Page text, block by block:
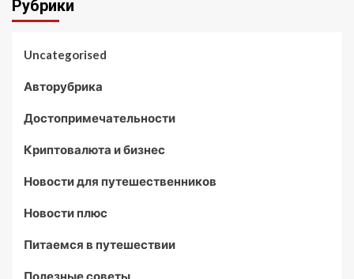
Рубрики
Uncategorised
Авторубрика
Достопримечательности
Криптовалюта и бизнес
Новости для путешественников
Новости плюс
Питаемся в путешествии
Полезные советы